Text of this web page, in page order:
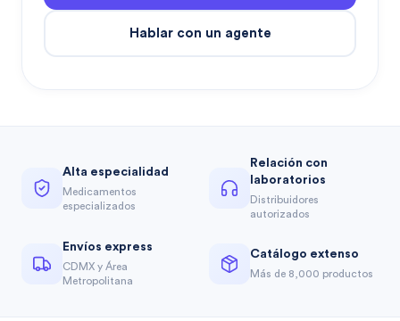
Hablar con un agente
Alta especialidad
Medicamentos
especializados
Relación con
laboratorios
Distribuidores
autorizados
Envíos express
CDMX y Área
Metropolitana
Catálogo extenso
Más de 8,000 productos